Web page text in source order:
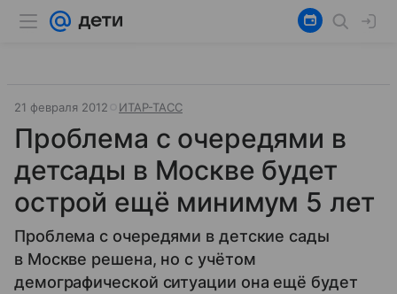
21 февраля 2012 ИТАР-ТАСС
Проблема с очередями в
детсады в Москве будет
острой ещё минимум 5 лет
Проблема с очередями в детские сады
в Москве решена, но с учётом
демографической ситуации она ещё будет